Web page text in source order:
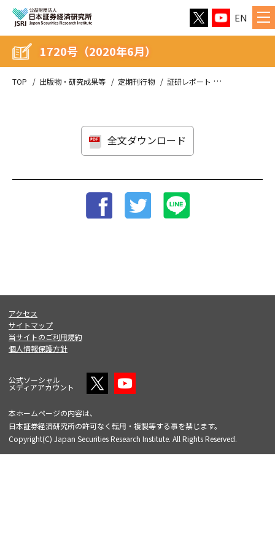
EN
TOP 出版物・研究成果等 定期刊行物 証研レポート
1720号（2020年6月）
全文ダウンロード
アクセス
サイトマップ
当サイトのご利用規約
個人情報保護方針
公式ソーシャル
メディアアカウント
本ホームページの内容は、
日本証券経済研究所の許可なく転用・複製等する事を禁じます。
Copyright(C) Japan Securities Research Institute. All Rights Reserved.